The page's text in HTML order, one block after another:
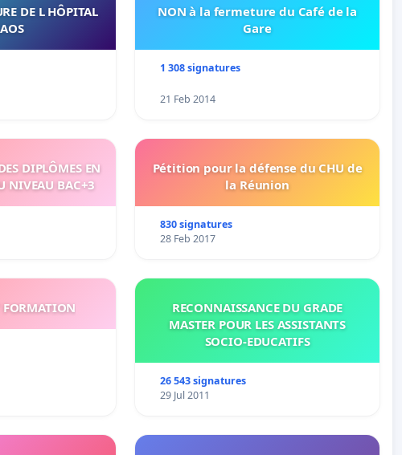
DE L HÔPITAL
NON à la fermeture du Café de la
Gare
1 308 signatures
21 Feb 2014
DIPLÔMES EN
NIVEAU BAC+3
Pétition pour la défense du CHU de
la Réunion
830 signatures
28 Feb 2017
RECONNAISSANCE DU GRADE
MASTER POUR LES ASSISTANTS
SOCIO-EDUCATIFS
26 543 signatures
29 Jul 2011